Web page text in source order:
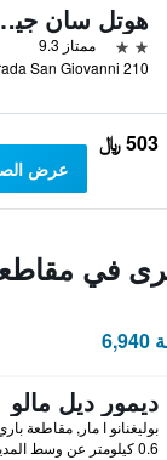
هوتل
2 نجمتين
ممتاز 9.3
503 ﷼
عرض
في
ديمور ديل مالو
0.6 كيلومتر عن وسط المدينة